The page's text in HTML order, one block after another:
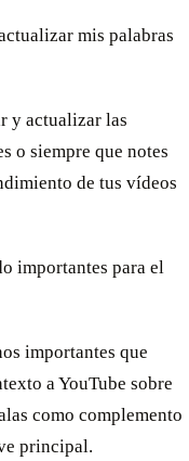
mis palabras
y actualizar las
o siempre que notes
de tus vídeos
importantes para el
importantes que
a YouTube sobre
como complemento
principal.